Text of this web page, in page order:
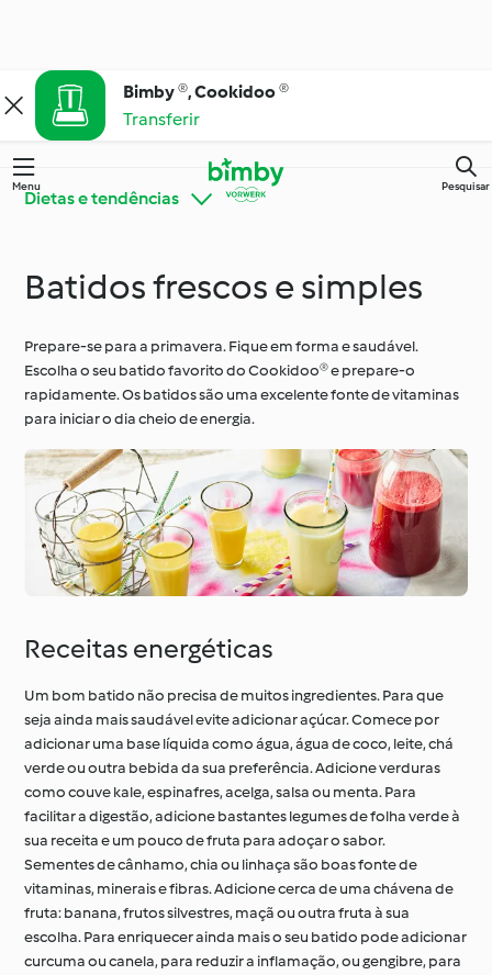
Bimby ®, Cookidoo ®
Transferir
Menu Pesquisar
Dietas e tendências
Conheça o Cookidoo®
Bimby® Dicas e
Truques
Ingredientes
Cozinha para todos os
dias
Dietas e tendências
Ocasiões especiais e
estações
À volta do mundo com
o Cookidoo®
Aprenda com o
Cookidoo®
Batidos frescos e simples
Prepare-se para a primavera. Fique em forma e saudável.
Escolha o seu batido favorito do Cookidoo® e prepare-o
rapidamente. Os batidos são uma excelente fonte de vitaminas
para iniciar o dia cheio de energia.
Receitas energéticas
Um bom batido não precisa de muitos ingredientes. Para que
seja ainda mais saudável evite adicionar açúcar. Comece por
adicionar uma base líquida como água, água de coco, leite, chá
verde ou outra bebida da sua preferência. Adicione verduras
como couve kale, espinafres, acelga, salsa ou menta. Para
facilitar a digestão, adicione bastantes legumes de folha verde à
sua receita e um pouco de fruta para adoçar o sabor.
Sementes de cânhamo, chia ou linhaça são boas fonte de
vitaminas, minerais e fibras. Adicione cerca de uma chávena de
fruta: banana, frutos silvestres, maçã ou outra fruta à sua
escolha. Para enriquecer ainda mais o seu batido pode adicionar
curcuma ou canela, para reduzir a inflamação, ou gengibre, para